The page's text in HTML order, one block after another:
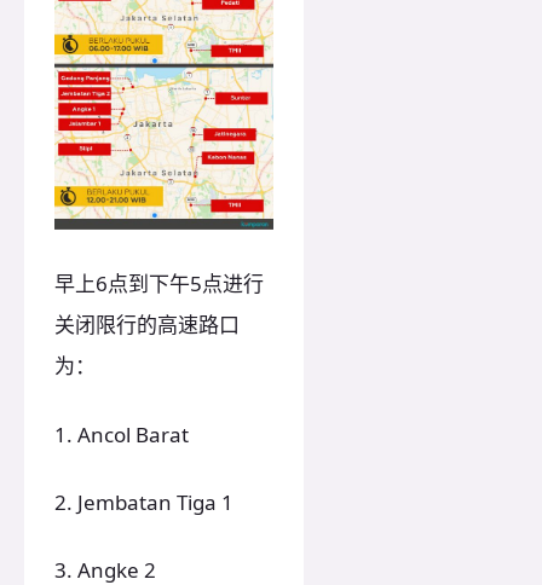
早上6点到下午5点进行
关闭限行的高速路口
为：
1. Ancol Barat
2. Jembatan Tiga 1
3. Angke 2